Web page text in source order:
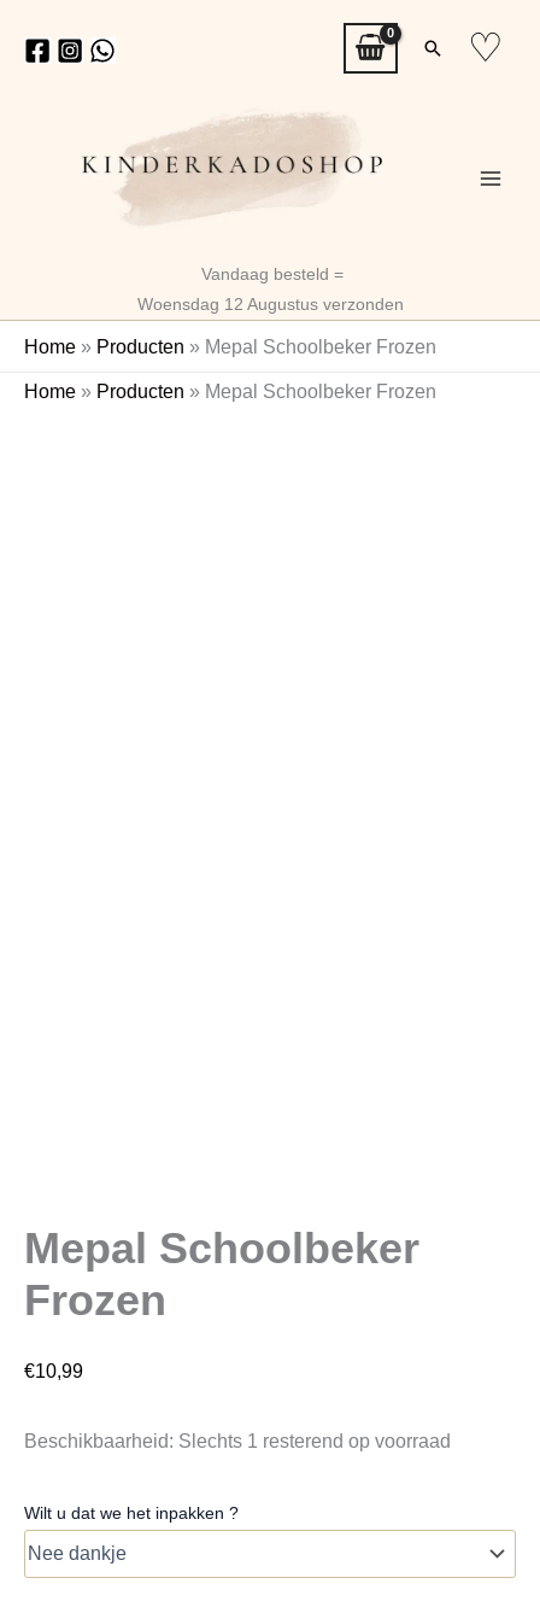
naar
Zoeken
♡
Vandaag besteld =
Woensdag 12 Augustus verzonden
Home » Producten » Mepal Schoolbeker Frozen
Home » Producten » Mepal Schoolbeker Frozen
Mepal Schoolbeker
Frozen
€10,99
Beschikbaarheid: Slechts 1 resterend op voorraad
Wilt u dat we het inpakken ?
Mepal